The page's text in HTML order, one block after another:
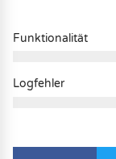
Funktionalität
Logfehler